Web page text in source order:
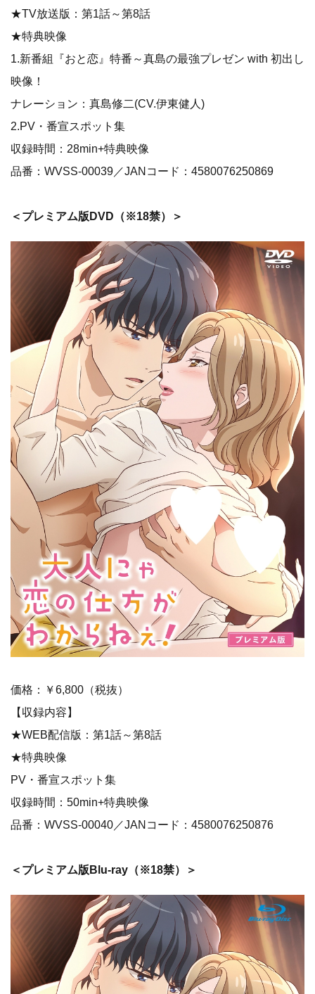
★TV放送版：第1話～第8話
★特典映像
1.新番組『おと恋』特番～真島の最強プレゼン with 初出し
映像！
ナレーション：真島修二(CV.伊東健人)
2.PV・番宣スポット集
収録時間：28min+特典映像
品番：WVSS-00039／JANコード：4580076250869
＜プレミアム版DVD​（※18禁）＞
価格：￥6,800（税抜）
【収録内容】
★WEB配信版：第1話～第8話
★特典映像
PV・番宣スポット集
収録時間：50min+特典映像
品番：WVSS-00040／JANコード：4580076250876
＜プレミアム版Blu-ray（※18禁）＞